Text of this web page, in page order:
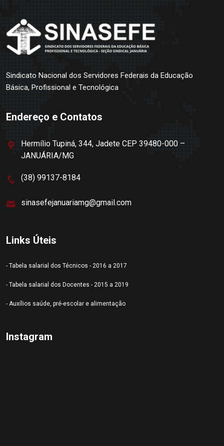
Sindicato Nacional dos Servidores Federais da Educação
Básica, Profissional e Tecnológica
Endereço e Contatos
Hermílio Tupiná, 344, Jadete CEP 39480-000 –
JANUÁRIA/MG
(38) 99137-8184
sinasefejanuariamg@gmail.com
Links Úteis
- Tabela salarial dos Técnicos - 2016 a 2017
- Tabela salarial dos Docentes - 2015 a 2019
- Auxílios saúde, pré-escolar e alimentação
Instagram